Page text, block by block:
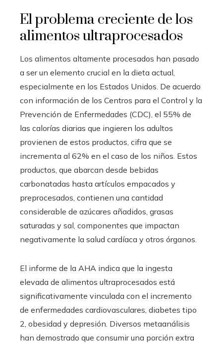
El problema creciente de los
alimentos ultraprocesados
Los alimentos altamente procesados han pasado
a ser un elemento crucial en la dieta actual,
especialmente en los Estados Unidos. De acuerdo
con información de los Centros para el Control y la
Prevención de Enfermedades (CDC), el 55% de
las calorías diarias que ingieren los adultos
provienen de estos productos, cifra que se
incrementa al 62% en el caso de los niños. Estos
productos, que abarcan desde bebidas
carbonatadas hasta artículos empacados y
preprocesados, contienen una cantidad
considerable de azúcares añadidos, grasas
saturadas y sal, componentes que impactan
negativamente la salud cardíaca y otros órganos.
El informe de la AHA indica que la ingesta
elevada de alimentos ultraprocesados está
significativamente vinculada con el incremento
de enfermedades cardiovasculares, diabetes tipo
2, obesidad y depresión. Diversos metaanálisis
han demostrado que consumir una porción extra